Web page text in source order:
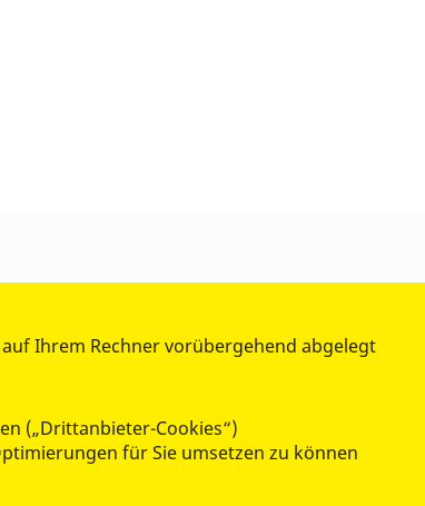
Ihrem Rechner vorübergehend abgelegt
(„Drittanbieter-Cookies“)
für Sie umsetzen zu können